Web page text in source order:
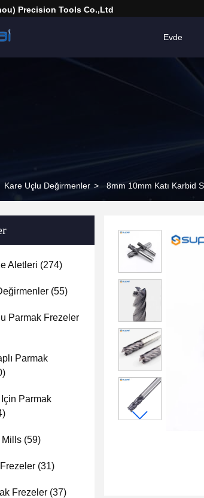
Precision Tools Co.,Ltd
Evde
Kare Uçlu Değirmenler > 8mm 10mm Katı Karbid
Aletleri (274)
(55)
Parmak Frezeler
Parmak
Parmak
Mills (59)
(31)
Frezeler (37)